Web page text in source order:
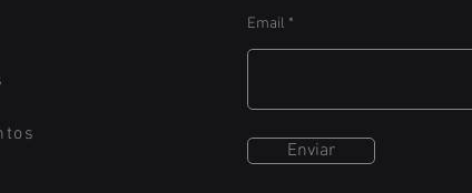
Email
Enviar